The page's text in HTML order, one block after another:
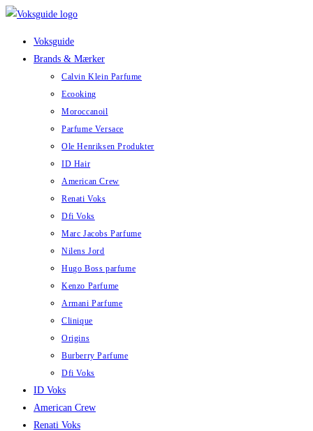
Skip
Voksguide
Brands & Mærker
Calvin Klein Parfume
Ecooking
Moroccanoil
Parfume Versace
Ole Henriksen Produkter
ID Hair
American Crew
Renati Voks
Dfi Voks
Marc Jacobs Parfume
Nilens Jord
Hugo Boss parfume
Kenzo Parfume
Armani Parfume
Clinique
Origins
Burberry Parfume
Dfi Voks
ID Voks
American Crew
Renati Voks